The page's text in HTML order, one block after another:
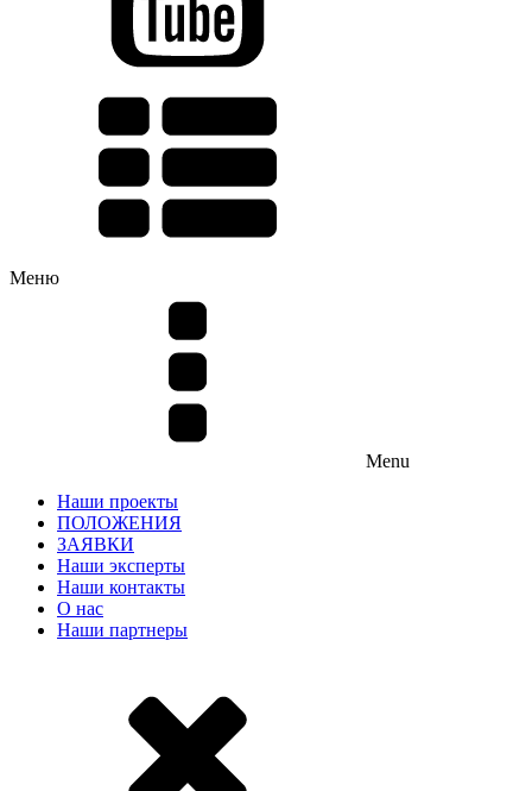
Меню
Menu
Наши проекты
ПОЛОЖЕНИЯ
ЗАЯВКИ
Наши эксперты
Наши контакты
О нас
Наши партнеры